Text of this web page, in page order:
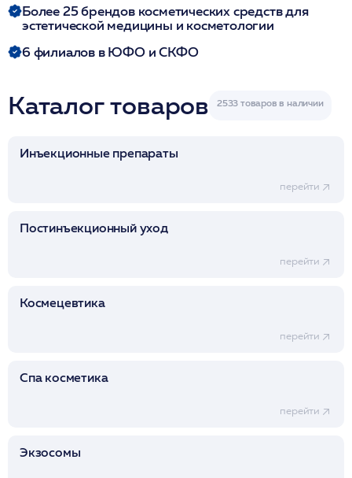
Более 25 брендов косметических средств для
эстетической медицины и косметологии
6 филиалов в ЮФО и СКФО
Каталог товаров
Инъекционные препараты
перейти
Постинъекционный уход
перейти
Космецевтика
перейти
Спа косметика
перейти
Экзосомы